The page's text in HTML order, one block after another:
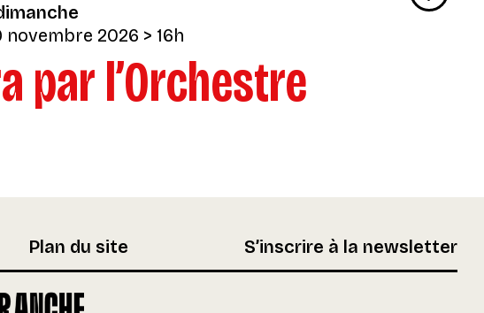
novembre 2026 > 16h
par l’Orchestre
Plan du site S’inscrire à la newsletter